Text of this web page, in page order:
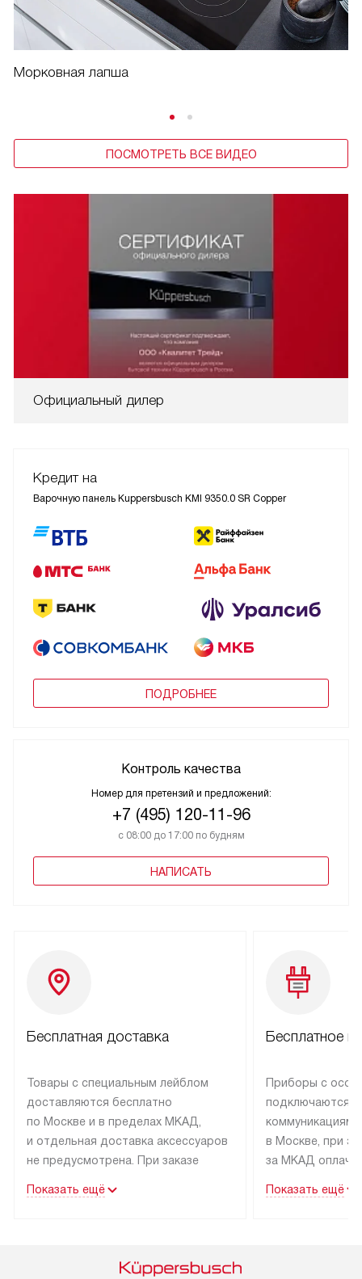
Морковная лапша
ПОСМОТРЕТЬ ВСЕ ВИДЕО
Официальный дилер
Кредит на
Варочную панель Kuppersbusch KMI 9350.0 SR Copper
ПОДРОБНЕЕ
Контроль качества
Номер для претензий и предложений:
+7 (495) 120-11-96
с 08:00 до 17:00 по будням
НАПИСАТЬ
Бесплатная доставка
Товары с специальным лейблом
доставляются бесплатно
по Москве и в пределах МКАД,
и отдельная доставка аксессуаров
не предусмотрена. При заказе
рекомендуем обсудить
быть отправлены покупателю
Показать ещё
Бесплатное
Приборы с
подключаются к
коммуникациям
в Москве, при
за МКАД
партнера
Показать ещё